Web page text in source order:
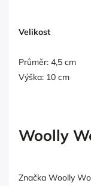
Velikost
Průměr: 4,5 cm
Výška: 10 cm
Woolly
Značka Woolly